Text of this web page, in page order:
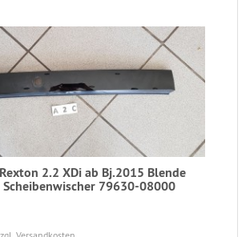
2.2 XDi ab Bj.2015 Blende
Scheibenwischer 79630-08000